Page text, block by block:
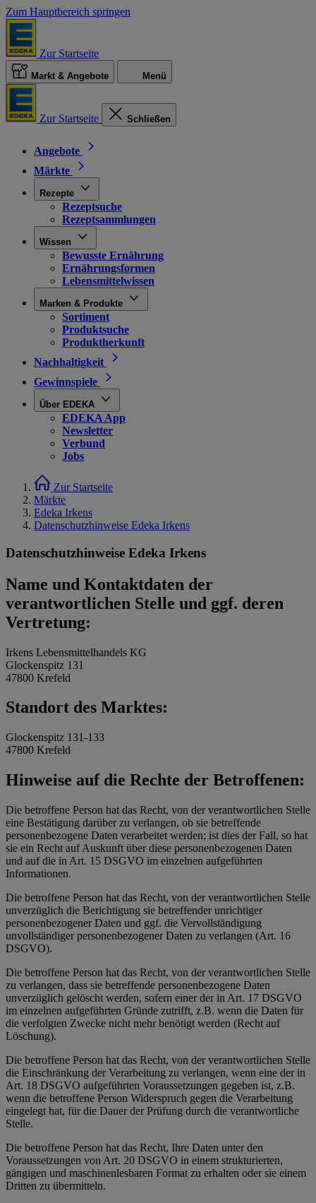
Zum Hauptbereich springen
Zur Startseite
Markt & Angebote Menü
Zur Startseite Schließen
Angebote
Märkte
Rezepte
Rezeptsuche
Rezeptsammlungen
Wissen
Bewusste Ernährung
Ernährungsformen
Lebensmittelwissen
Marken & Produkte
Sortiment
Produktsuche
Produktherkunft
Nachhaltigkeit
Gewinnspiele
Über EDEKA
EDEKA App
Newsletter
Verbund
Jobs
Zur Startseite
Märkte
Edeka Irkens
Datenschutzhinweise Edeka Irkens
Datenschutzhinweise Edeka Irkens
Name und Kontaktdaten der
verantwortlichen Stelle und ggf. deren
Vertretung:
Irkens Lebensmittelhandels KG
Glockenspitz 131
47800 Krefeld
Standort des Marktes:
Glockenspitz 131-133
47800 Krefeld
Hinweise auf die Rechte der Betroffenen:
Die betroffene Person hat das Recht, von der verantwortlichen Stelle
eine Bestätigung darüber zu verlangen, ob sie betreffende
personenbezogene Daten verarbeitet werden; ist dies der Fall, so hat
sie ein Recht auf Auskunft über diese personenbezogenen Daten
und auf die in Art. 15 DSGVO im einzelnen aufgeführten
Informationen.
Die betroffene Person hat das Recht, von der verantwortlichen Stelle
unverzüglich die Berichtigung sie betreffender unrichtiger
personenbezogener Daten und ggf. die Vervollständigung
unvollständiger personenbezogener Daten zu verlangen (Art. 16
DSGVO).
Die betroffene Person hat das Recht, von der verantwortlichen Stelle
zu verlangen, dass sie betreffende personenbezogene Daten
unverzüglich gelöscht werden, sofern einer der in Art. 17 DSGVO
im einzelnen aufgeführten Gründe zutrifft, z.B. wenn die Daten für
die verfolgten Zwecke nicht mehr benötigt werden (Recht auf
Löschung).
Die betroffene Person hat das Recht, von der verantwortlichen Stelle
die Einschränkung der Verarbeitung zu verlangen, wenn eine der in
Art. 18 DSGVO aufgeführten Voraussetzungen gegeben ist, z.B.
wenn die betroffene Person Widerspruch gegen die Verarbeitung
eingelegt hat, für die Dauer der Prüfung durch die verantwortliche
Stelle.
Die betroffene Person hat das Recht, Ihre Daten unter den
Voraussetzungen von Art. 20 DSGVO in einem strukturierten,
gängigen und maschinenlesbaren Format zu erhalten oder sie einem
Dritten zu übermitteln.